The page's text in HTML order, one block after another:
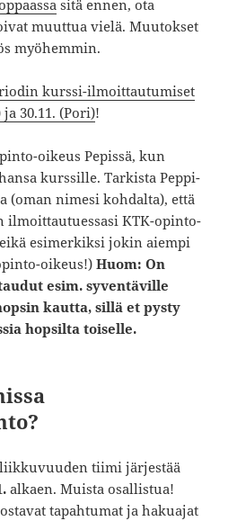
sitä ennen, ota
muuttua vielä. Muutokset
myöhemmin.
kurssi-ilmoittautumiset
30.11. (Pori)!
oikeus Pepissä, kun
kurssille. Tarkista Peppi-
(oman nimesi kohdalta), että
ilmoittautuessasi KTK-opinto-
esimerkiksi jokin aiempi
oikeus!)Huom: On
esim. syventäville
kautta, sillä et pysty
hopsilta toiselle.
tiimi järjestää
alkaen. Muista osallistua!
tapahtumat ja hakuajat